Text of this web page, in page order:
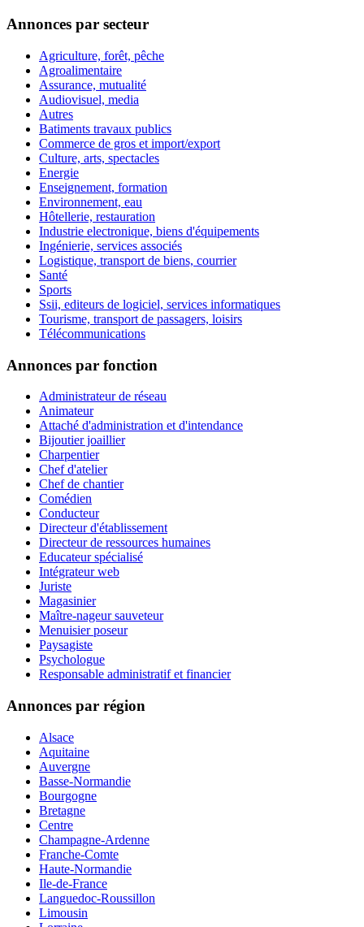
Annonces par secteur
Agriculture, forêt, pêche
Agroalimentaire
Assurance, mutualité
Audiovisuel, media
Autres
Batiments travaux publics
Commerce de gros et import/export
Culture, arts, spectacles
Energie
Enseignement, formation
Environnement, eau
Hôtellerie, restauration
Industrie electronique, biens d'équipements
Ingénierie, services associés
Logistique, transport de biens, courrier
Santé
Sports
Ssii, editeurs de logiciel, services informatiques
Tourisme, transport de passagers, loisirs
Télécommunications
Annonces par fonction
Administrateur de réseau
Animateur
Attaché d'administration et d'intendance
Bijoutier joaillier
Charpentier
Chef d'atelier
Chef de chantier
Comédien
Conducteur
Directeur d'établissement
Directeur de ressources humaines
Educateur spécialisé
Intégrateur web
Juriste
Magasinier
Maître-nageur sauveteur
Menuisier poseur
Paysagiste
Psychologue
Responsable administratif et financier
Annonces par région
Alsace
Aquitaine
Auvergne
Basse-Normandie
Bourgogne
Bretagne
Centre
Champagne-Ardenne
Franche-Comte
Haute-Normandie
Ile-de-France
Languedoc-Roussillon
Limousin